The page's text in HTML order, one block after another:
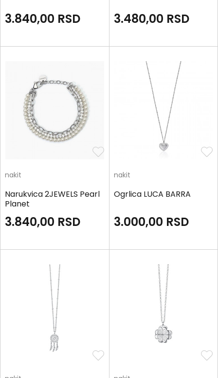
3.840,00 RSD 3.480,00 RSD
nakit
Narukvica 2JEWELS Pearl
Planet
3.840,00 RSD
nakit
Ogrlica LUCA BARRA
3.000,00 RSD